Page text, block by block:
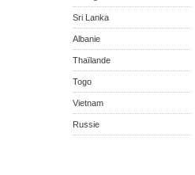
Sri Lanka
Albanie
Thaïlande
Togo
Vietnam
Russie